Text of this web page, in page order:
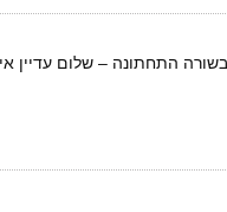
התחתונה – שלום עדיין